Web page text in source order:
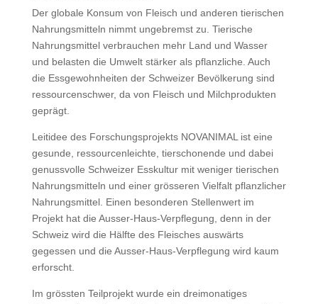
Der globale Konsum von Fleisch und anderen tierischen
Nahrungsmitteln nimmt ungebremst zu. Tierische
Nahrungsmittel verbrauchen mehr Land und Wasser
und belasten die Umwelt stärker als pflanzliche. Auch
die Essgewohnheiten der Schweizer Bevölkerung sind
ressourcenschwer, da von Fleisch und Milchprodukten
geprägt.
Leitidee des Forschungsprojekts NOVANIMAL ist eine
gesunde, ressourcenleichte, tierschonende und dabei
genussvolle Schweizer Esskultur mit weniger tierischen
Nahrungsmitteln und einer grösseren Vielfalt pflanzlicher
Nahrungsmittel. Einen besonderen Stellenwert im
Projekt hat die Ausser-Haus-Verpflegung, denn in der
Schweiz wird die Hälfte des Fleisches auswärts
gegessen und die Ausser-Haus-Verpflegung wird kaum
erforscht.
Im grössten Teilprojekt wurde ein dreimonatiges